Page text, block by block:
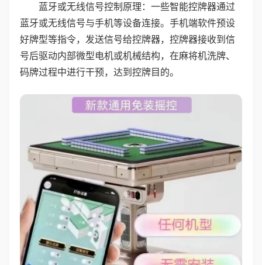
蓝牙或无线信号控制原理：一些智能控牌器通过
蓝牙或无线信号与手机等设备连接。手机端软件预设
好牌型等指令，发送信号给控牌器，控牌器接收到信
号后驱动内部微型电机或机械结构，在麻将机洗牌、
码牌过程中进行干预，达到控牌目的。